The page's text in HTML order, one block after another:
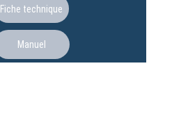
Fiche technique
Manuel